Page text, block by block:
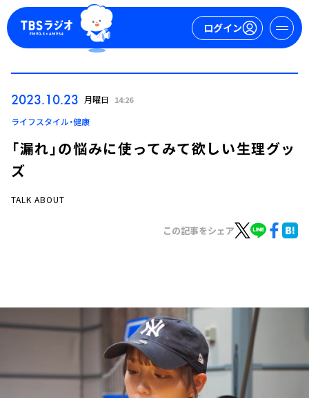
ログイン
ログイン
イベント・グッズ
2023.10.23 月曜日 14:26
ライフスタイル・健康
「漏れ」の悩みに使ってみて欲しい生理グッ
ズ
TALK ABOUT
この記事をシェア